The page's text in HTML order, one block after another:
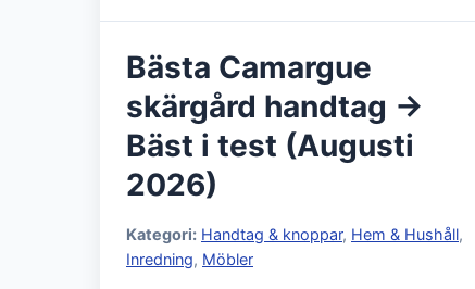
Bästa Camargue
skärgård handtag →
Bäst i test (Augusti
2026)
Kategori: Handtag & knoppar, Hem & Hushåll,
Inredning, Möbler